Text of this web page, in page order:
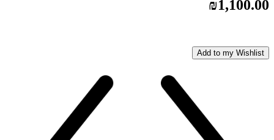
₪1,100.00
Add to my Wishlist